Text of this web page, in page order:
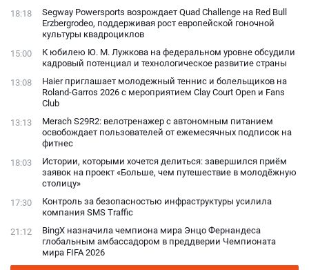
18:18
Segway Powersports возрождает Quad Challenge на Red Bull
Erzbergrodeo, поддерживая рост европейской гоночной
культуры квадроциклов
15:00
К юбилею Ю. М. Лужкова на федеральном уровне обсудили
кадровый потенциал и технологическое развитие страны
13:08
Haier приглашает молодежный теннис и болельщиков на
Roland-Garros 2026 с мероприятием Clay Court Open и Fans
Club
13:13
Merach S29R2: велотренажер с автономным питанием
освобождает пользователей от ежемесячных подписок на
фитнес
18:03
Истории, которыми хочется делиться: завершился приём
заявок на проект «Больше, чем путешествие в молодёжную
столицу»
17:30
Контроль за безопасностью инфраструктуры усилила
компания SMS Traffic
21:12
BingX назначила чемпиона мира Энцо Фернандеса
глобальным амбассадором в преддверии Чемпионата
мира FIFA 2026